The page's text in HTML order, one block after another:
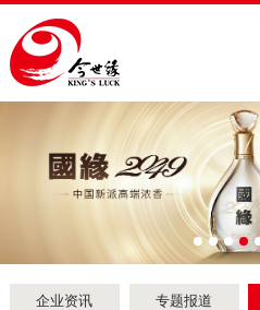
企业资讯 专题报道